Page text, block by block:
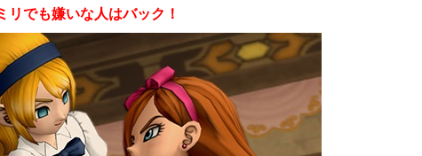
でも嫌いな人はバック！